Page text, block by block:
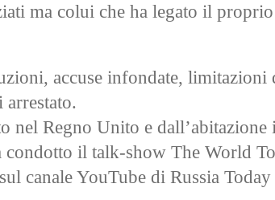
ma colui che ha legato il
accuse infondate, limitazioni
arrestato.
nel Regno Unito e
il talk-show The World
canale YouTube di Russia